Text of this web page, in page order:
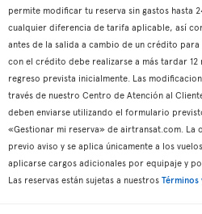
permite modificar tu reserva sin gastos hasta
cualquier diferencia de tarifa aplicable, así
antes de la salida a cambio de un crédito
con el crédito debe realizarse a más tardar 12
regreso prevista inicialmente. Las
través de nuestro Centro de Atención al
deben enviarse utilizando el formulario
«Gestionar mi reserva» de airtransat.com. La
previo aviso y se aplica únicamente a los
aplicarse cargos adicionales por equipaje y
Las reservas están sujetas a nuestros Términos